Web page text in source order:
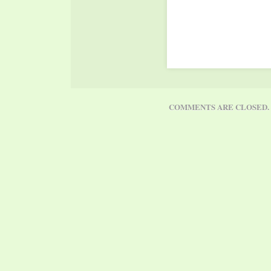
COMMENTS ARE CLOSED.